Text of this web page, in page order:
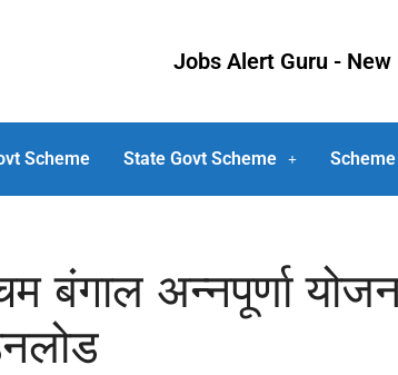
Jobs Alert Guru -
Scheme State Govt Scheme
बंगाल अन्नपूर्णा